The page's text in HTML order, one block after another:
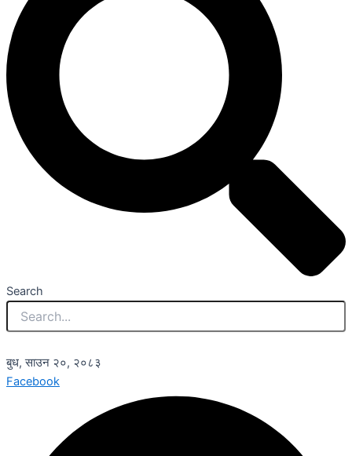
Search
बुध, साउन २०, २०८३
Facebook